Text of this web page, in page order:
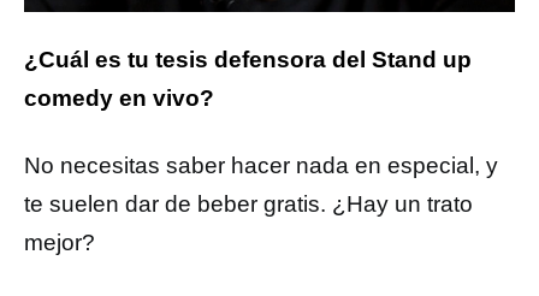
¿Cuál es tu tesis defensora del Stand up
comedy en vivo?
No necesitas saber hacer nada en especial, y
te suelen dar de beber gratis. ¿Hay un trato
mejor?